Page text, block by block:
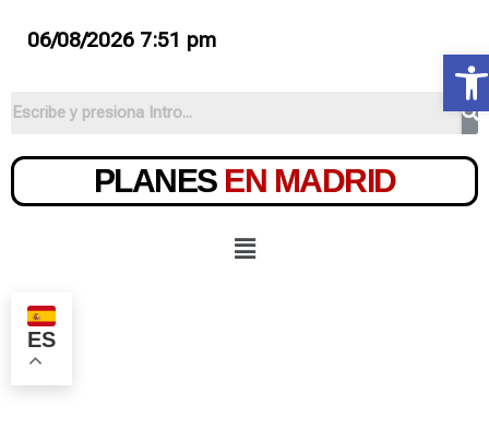
06/08/2026 7:51 pm
PLANES EN MADRID
ES